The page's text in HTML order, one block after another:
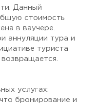
Данный
стоимость
в ваучере.
аннуляции тура и
туриста
услугах:
бронирование и